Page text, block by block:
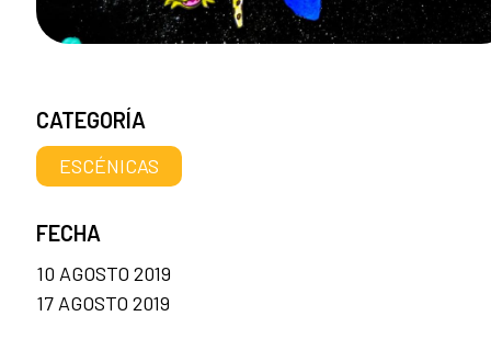
CATEGORÍA
ESCÉNICAS
FECHA
10 AGOSTO 2019
17 AGOSTO 2019